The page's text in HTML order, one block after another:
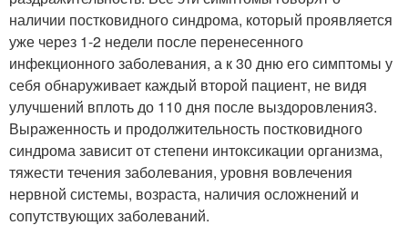
наличии постковидного синдрома, который проявляется
уже через 1-2 недели после перенесенного
инфекционного заболевания, а к 30 дню его симптомы у
себя обнаруживает каждый второй пациент, не видя
улучшений вплоть до 110 дня после выздоровления3.
Выраженность и продолжительность постковидного
синдрома зависит от степени интоксикации организма,
тяжести течения заболевания, уровня вовлечения
нервной системы, возраста, наличия осложнений и
сопутствующих заболеваний.